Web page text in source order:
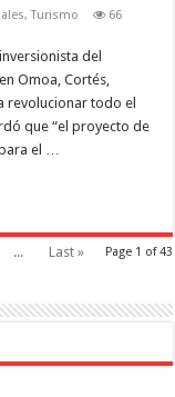
,Turismo 66
del
Omoa, Cortés,
revolucionar todo el
que “el proyecto de
el …
Page 1 of 43
... Last »